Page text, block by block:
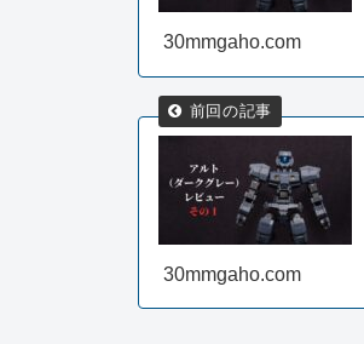
30mmgaho.com
30mmgaho.com